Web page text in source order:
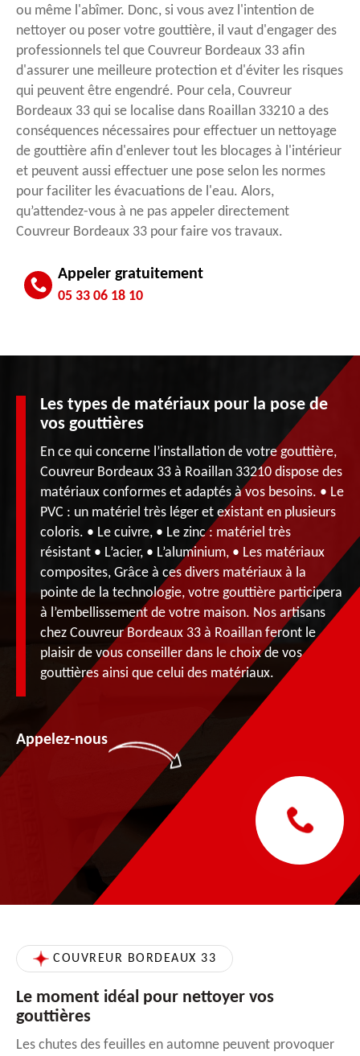
ou même l'abîmer. Donc, si vous avez l'intention de
nettoyer ou poser votre gouttière, il vaut d'engager des
professionnels tel que Couvreur Bordeaux 33 afin
d'assurer une meilleure protection et d'éviter les risques
qui peuvent être engendré. Pour cela, Couvreur
Bordeaux 33 qui se localise dans Roaillan 33210 a des
conséquences nécessaires pour effectuer un nettoyage
de gouttière afin d'enlever tout les blocages à l'intérieur
et peuvent aussi effectuer une pose selon les normes
pour faciliter les évacuations de l'eau. Alors,
qu’attendez-vous à ne pas appeler directement
Couvreur Bordeaux 33 pour faire vos travaux.
Appeler gratuitement
05 33 06 18 10
Les types de matériaux pour la pose de
vos gouttières
En ce qui concerne l’installation de votre gouttière,
Couvreur Bordeaux 33 à Roaillan 33210 dispose des
matériaux conformes et adaptés à vos besoins. • Le
PVC : un matériel très léger et existant en plusieurs
coloris. • Le cuivre, • Le zinc : matériel très
résistant • L’acier, • L’aluminium, • Les matériaux
composites, Grâce à ces divers matériaux à la
pointe de la technologie, votre gouttière participera
à l’embellissement de votre maison. Nos artisans
chez Couvreur Bordeaux 33 à Roaillan feront le
plaisir de vous conseiller dans le choix de vos
gouttières ainsi que celui des matériaux.
Appelez-nous
COUVREUR BORDEAUX 33
Le moment idéal pour nettoyer vos
gouttières
Les chutes des feuilles en automne peuvent provoquer